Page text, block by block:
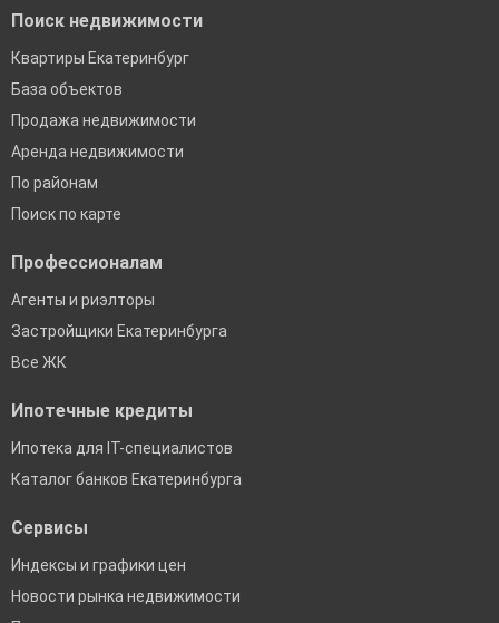
Поиск недвижимости
Квартиры Екатеринбург
База объектов
Продажа недвижимости
Аренда недвижимости
По районам
Поиск по карте
Профессионалам
Агенты и риэлторы
Застройщики Екатеринбурга
Все ЖК
Ипотечные кредиты
Ипотека для IT-специалистов
Каталог банков Екатеринбурга
Сервисы
Индексы и графики цен
Новости рынка недвижимости